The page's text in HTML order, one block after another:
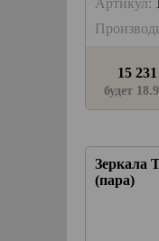
15
будет
Зеркала
(пара)